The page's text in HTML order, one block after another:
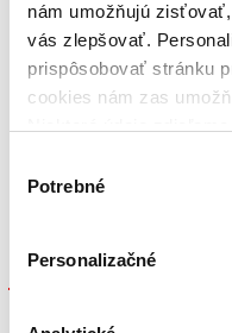
nám umožňujú
vás zlepšovať.
prispôsobovať stránku
cookies nám zas
Ďakujeme!
súhlasu
Potrebné
Personalizačné
Na sklade > 5 ks
pracovný deň.